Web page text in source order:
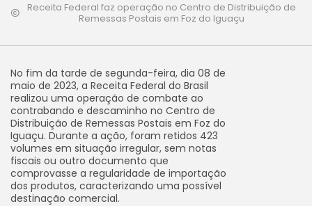
Receita Federal faz operação no Centro de Distribuição de
Remessas Postais em Foz do Iguaçu
No fim da tarde de segunda-feira, dia 08 de
maio de 2023, a Receita Federal do Brasil
realizou uma operação de combate ao
contrabando e descaminho no Centro de
Distribuição de Remessas Postais em Foz do
Iguaçu. Durante a ação, foram retidos 423
volumes em situação irregular, sem notas
fiscais ou outro documento que
comprovasse a regularidade de importação
dos produtos, caracterizando uma possível
destinação comercial.